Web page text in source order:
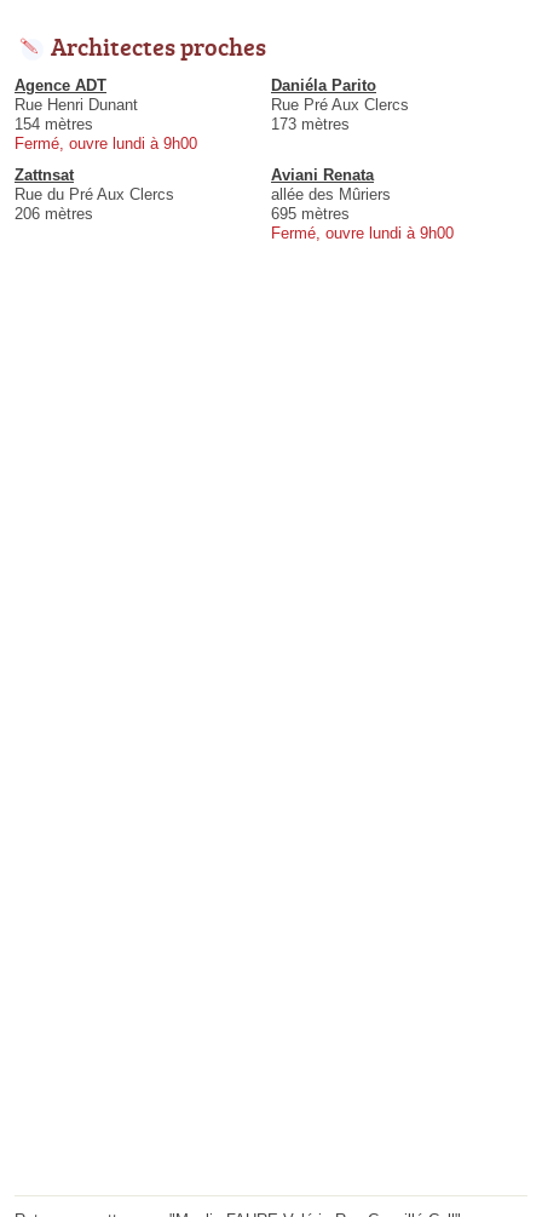
Architectes proches
Agence ADT
Rue Henri Dunant
154 mètres
Fermé, ouvre lundi à 9h00
Daniéla Parito
Rue Pré Aux Clercs
173 mètres
Zattnsat
Rue du Pré Aux Clercs
206 mètres
Aviani Renata
allée des Mûriers
695 mètres
Fermé, ouvre lundi à 9h00